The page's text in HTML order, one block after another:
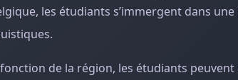
les étudiants s’immergent dans
de la région, les étudiants